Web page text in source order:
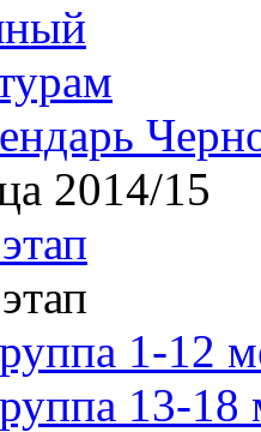
2014/15
1-12
13-18